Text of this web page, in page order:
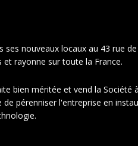
ses nouveaux locaux au 43 rue
rayonne sur toute la France.
bien méritée et vend la Société
de pérenniser l'entreprise en